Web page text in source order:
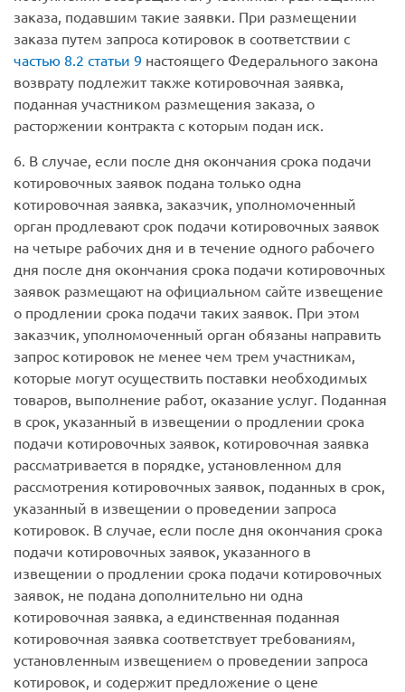
заказа, подавшим такие заявки. При размещении
заказа путем запроса котировок в соответствии с
частью 8.2 статьи 9 настоящего Федерального закона
возврату подлежит также котировочная заявка,
поданная участником размещения заказа, о
расторжении контракта с которым подан иск.
6. В случае, если после дня окончания срока подачи
котировочных заявок подана только одна
котировочная заявка, заказчик, уполномоченный
орган продлевают срок подачи котировочных заявок
на четыре рабочих дня и в течение одного рабочего
дня после дня окончания срока подачи котировочных
заявок размещают на официальном сайте извещение
о продлении срока подачи таких заявок. При этом
заказчик, уполномоченный орган обязаны направить
запрос котировок не менее чем трем участникам,
которые могут осуществить поставки необходимых
товаров, выполнение работ, оказание услуг. Поданная
в срок, указанный в извещении о продлении срока
подачи котировочных заявок, котировочная заявка
рассматривается в порядке, установленном для
рассмотрения котировочных заявок, поданных в срок,
указанный в извещении о проведении запроса
котировок. В случае, если после дня окончания срока
подачи котировочных заявок, указанного в
извещении о продлении срока подачи котировочных
заявок, не подана дополнительно ни одна
котировочная заявка, а единственная поданная
котировочная заявка соответствует требованиям,
установленным извещением о проведении запроса
котировок, и содержит предложение о цене